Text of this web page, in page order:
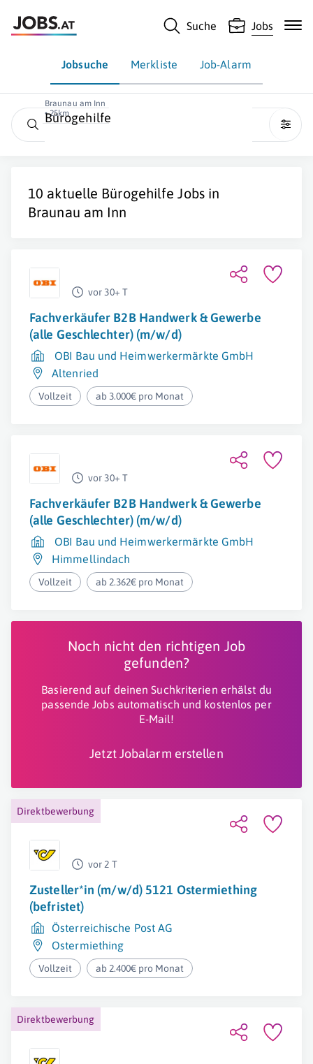
Suche Jobs
Jobsuche Merkliste Job-Alarm
Braunau am Inn
• 25km
Bürogehilfe
10 aktuelle Bürogehilfe Jobs in
Braunau am Inn
vor 30+ T
Fachverkäufer B2B Handwerk & Gewerbe
(alle Geschlechter) (m/w/d)
OBI Bau und Heimwerkermärkte GmbH
Altenried
Vollzeit ab 3.000€ pro Monat
vor 30+ T
Fachverkäufer B2B Handwerk & Gewerbe
(alle Geschlechter) (m/w/d)
OBI Bau und Heimwerkermärkte GmbH
Himmellindach
Vollzeit ab 2.362€ pro Monat
Noch nicht den richtigen Job
gefunden?
Basierend auf deinen Suchkriterien erhälst du
passende Jobs automatisch und kostenlos per
E-Mail!
Jetzt Jobalarm erstellen
Direktbewerbung
vor 2 T
Zusteller*in (m/w/d) 5121 Ostermiething
(befristet)
Österreichische Post AG
Ostermiething
Vollzeit ab 2.400€ pro Monat
Direktbewerbung